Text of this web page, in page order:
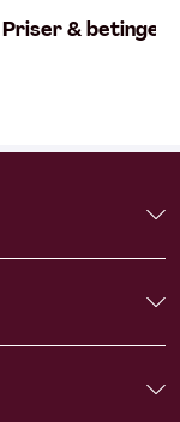
Priser &